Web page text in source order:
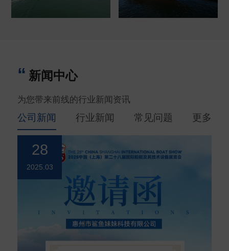
新闻中心
为您带来前线的行业新闻资讯
公司新闻 行业新闻 常见问题 更多
28
2025.03